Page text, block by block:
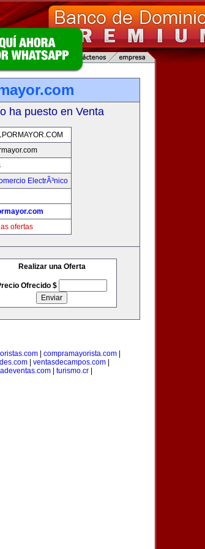
ha puesto en Venta
ElectrÃ³nico
ofertas
Realizar una Oferta
Ofrecido $
| compramayorista.com|
ventasdecampos.com
| turismo.cr|